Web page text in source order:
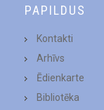
PAPILDUS
Kontakti
Arhīvs
Ēdienkarte
Bibliotēka